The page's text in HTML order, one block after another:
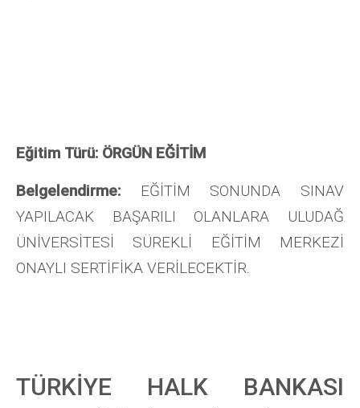
Eğitim Türü: ÖRGÜN EĞİTİM
Belgelendirme: EĞİTİM SONUNDA SINAV
YAPILACAK BAŞARILI OLANLARA ULUDAĞ
ÜNİVERSİTESİ SÜREKLİ EĞİTİM MERKEZİ
ONAYLI SERTİFİKA VERİLECEKTİR.
TÜRKİYE HALK BANKASI